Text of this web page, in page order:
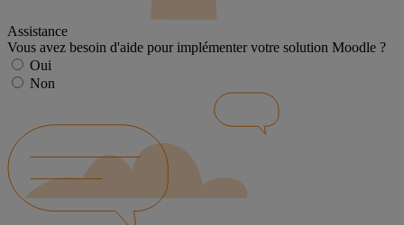
Assistance
Vous avez besoin d'aide pour implémenter votre solution Moodle ?
Oui
Non